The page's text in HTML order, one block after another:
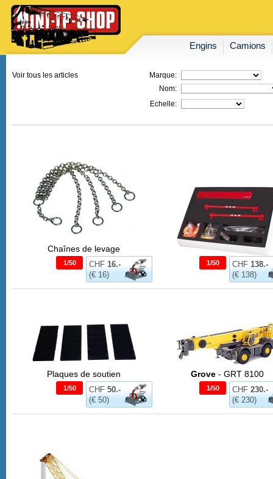
Engins Camions
Voir tous les articles
Marque:
Nom:
Echelle:
Chaînes de levage
CHF 16.-
(€ 16)
1/50 CHF 138.-
(€ 138)
1/50
Plaques de soutien
CHF 50.-
(€ 50)
1/50
Grove- GRT 8100
CHF 230.-
(€ 230)
1/50